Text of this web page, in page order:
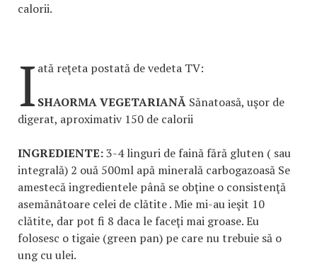
calorii.
I ată reţeta postată de vedeta TV:
SHAORMA VEGETARIANĂ Sănatoasă, uşor de
digerat, aproximativ 150 de calorii
INGREDIENTE:3-4 linguri de faină fără gluten ( sau
integrală) 2 ouă 500ml apă minerală carbogazoasă Se
amestecă ingredientele până se obţine o consistenţă
asemănătoare celei de clătite . Mie mi-au ieşit 10
clătite, dar pot fi 8 daca le faceţi mai groase. Eu
folosesc o tigaie (green pan) pe care nu trebuie să o
ung cu ulei.